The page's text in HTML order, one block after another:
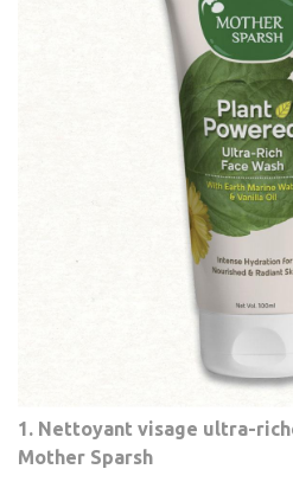
1. Nettoyant visage ultra-
Mother Sparsh